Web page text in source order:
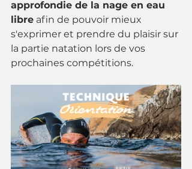
approfondie de la nage en eau
libre afin de pouvoir mieux
s'exprimer et prendre du plaisir sur
la partie natation lors de vos
prochaines compétitions.